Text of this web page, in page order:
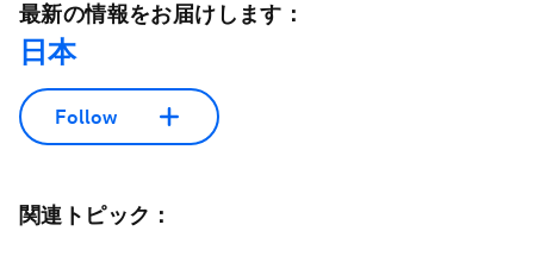
最新の情報をお届けします：
日本
Follow
関連トピック：